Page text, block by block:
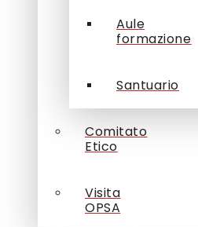
Aule
formazione
Santuario
Comitato
Etico
Visita
OPSA